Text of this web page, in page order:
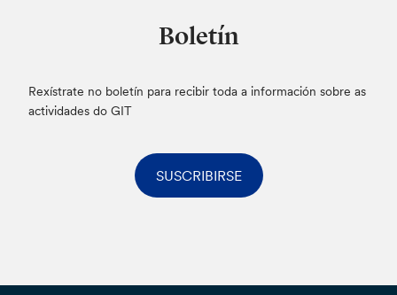
Boletín
Rexístrate no boletín para recibir toda a información sobre as
actividades do GIT
SUSCRIBIRSE